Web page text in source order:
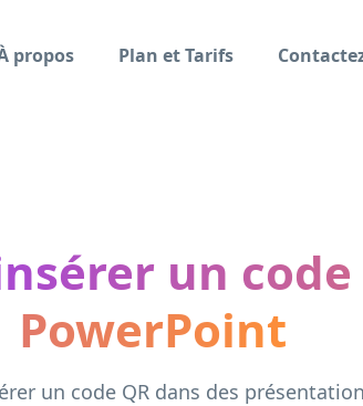
propos Plan et Tarifs
un code
PowerPoint
un code QR dans des